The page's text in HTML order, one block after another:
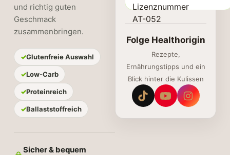
und richtig guten
Geschmack
zusammenbringen.
Glutenfreie Auswahl
Low-Carb
Proteinreich
Ballaststoffreich
Sicher & bequem
Folge Healthorigin
Rezepte,
Ernährungstipps und ein
Blick hinter die Kulissen